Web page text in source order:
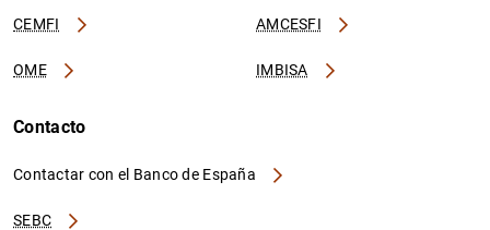
CEMFI AMCESFI
OME IMBISA
Contacto
Contactar con el Banco de España
SEBC